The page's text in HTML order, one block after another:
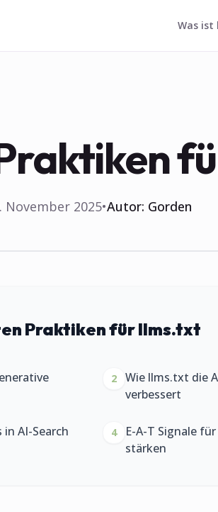
Was
November 2025•Autor: Gorden
Praktiken für llms.txt
2
Wie llms.txt die
verbessert
AI-Search 4
E-A-T Signale
stärken